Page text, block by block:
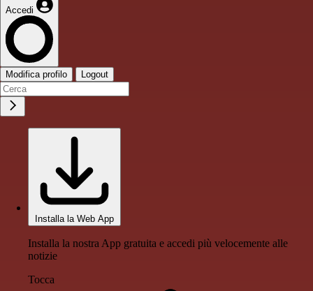
Accedi
Modifica profilo Logout
Installa la Web App
Installa la nostra App gratuita e accedi più velocemente alle
notizie
Tocca